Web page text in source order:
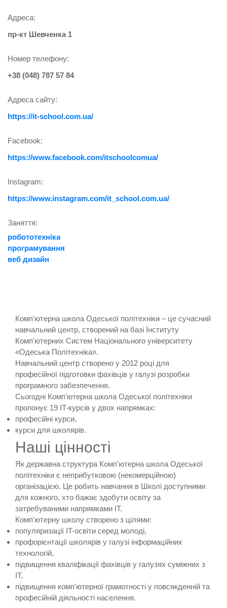
Адреса:
пр-кт Шевченка 1
Номер телефону:
+38 (048) 787 57 84
Адреса сайту:
https://it-school.com.ua/
Facebook:
https://www.facebook.com/itschoolcomua/
Instagram:
https://www.instagram.com/it_school.com.ua/
Заняття:
робототехніка
програмування
веб дизайн
Комп'ютерна школа Одеської політехніки – це сучасний
навчальний центр, створений на базі Інституту
Комп'ютерних Систем Національного університету
«Одеська Політехніка».
Навчальний центр створено у 2012 році для
професійної підготовки фахівців у галузі розробки
програмного забезпечення.
Сьогодні Комп'ютерна школа Одеської політехніки
пропонує 19 IT-курсів у двох напрямках:
професійні курси,
курси для школярів.
Наші цінності
Як державна структура Комп'ютерна школа Одеської
політехніки є неприбутковою (некомерційною)
організацією. Це робить навчання в Школі доступними
для кожного, хто бажає здобути освіту за
затребуваними напрямками IT.
Комп'ютерну школу створено з цілями:
популяризації IT-освіти серед молоді,
профорієнтації школярів у галузі інформаційних
технологій,
підвищення кваліфікації фахівців у галузях суміжних з
IT,
підвищення комп'ютерної грамотності у повсякденній та
професійній діяльності населення.